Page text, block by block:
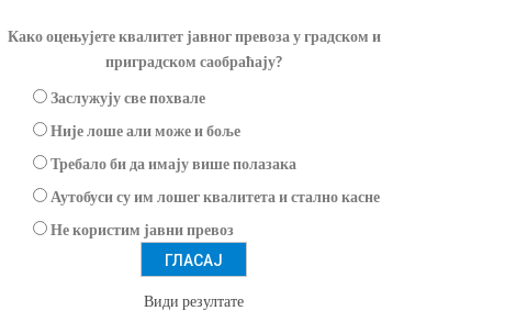
Како оцењујете квалитет јавног превоза у градском и
приградском саобраћају?
Заслужују све похвале
Није лоше али може и боље
Требало би да имају више полазака
Аутобуси су им лошег квалитета и стално касне
Не користим јавни превоз
Види резултате